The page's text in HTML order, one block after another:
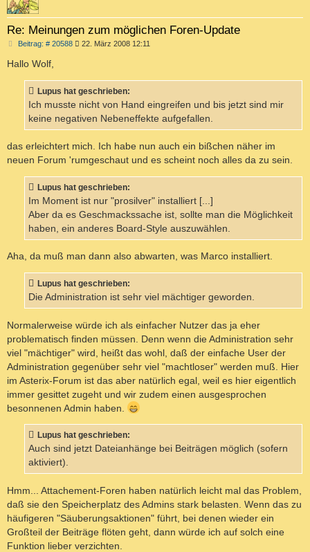
Re: Meinungen zum möglichen Foren-Update
Beitrag: # 20588B
r
a
22. März 2008 12:11
Hallo Wolf,
Lupus hat geschrieben:
Ich musste nicht von Hand eingreifen und bis jetzt sind mir
keine negativen Nebeneffekte aufgefallen.
das erleichtert mich. Ich habe nun auch ein bißchen näher im
neuen Forum 'rumgeschaut und es scheint noch alles da zu sein.
Lupus hat geschrieben:
Im Moment ist nur "prosilver" installiert [...]
Aber da es Geschmackssache ist, sollte man die Möglichkeit
haben, ein anderes Board-Style auszuwählen.
Aha, da muß man dann also abwarten, was Marco installiert.
Lupus hat geschrieben:
Die Administration ist sehr viel mächtiger geworden.
Normalerweise würde ich als einfacher Nutzer das ja eher
problematisch finden müssen. Denn wenn die Administration sehr
viel "mächtiger" wird, heißt das wohl, daß der einfache User der
Administration gegenüber sehr viel "machtloser" werden muß. Hier
im Asterix-Forum ist das aber natürlich egal, weil es hier eigentlich
immer gesittet zugeht und wir zudem einen ausgesprochen
besonnenen Admin haben.
Lupus hat geschrieben:
Auch sind jetzt Dateianhänge bei Beiträgen möglich (sofern
aktiviert).
Hmm... Attachement-Foren haben natürlich leicht mal das Problem,
daß sie den Speicherplatz des Admins stark belasten. Wenn das zu
häufigeren "Säuberungsaktionen" führt, bei denen wieder ein
Großteil der Beiträge flöten geht, dann würde ich auf solch eine
Funktion lieber verzichten.